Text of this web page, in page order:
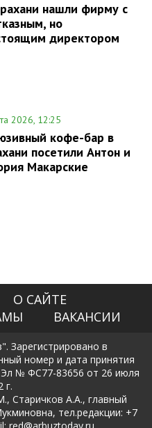
нашли фирму с
но
директором
2026, 12:25
кофе-бар в
посетили Антон и
Макарские
О САЙТЕ
ВАКАНСИИ
Зарегистрировано в
номер и дата принятия
Эл № ФС77-83656 от 26 июля
г.
Старичков А.А., главный
тел.редакции: +7